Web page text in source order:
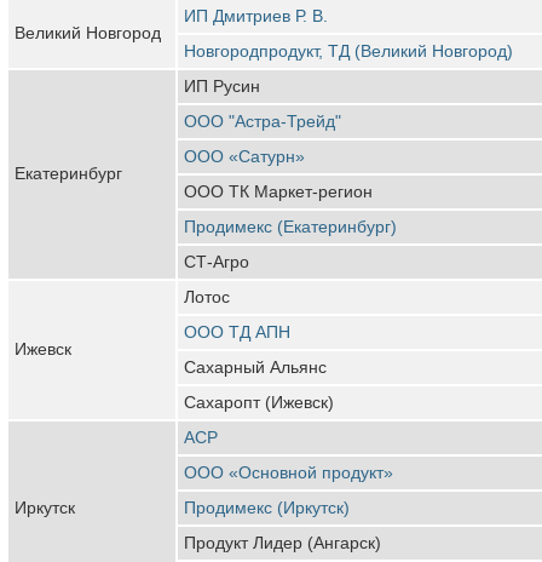
Великий Новгород
ИП Дмитриев Р. В.
Новгородпродукт, ТД (Великий Новгород)
Екатеринбург
ИП Русин
ООО "Астра-Трейд"
ООО «Сатурн»
ООО ТК Маркет-регион
Продимекс (Екатеринбург)
СТ-Агро
Ижевск
Лотос
ООО ТД АПН
Сахарный Альянс
Сахаропт (Ижевск)
Иркутск
АСР
ООО «Основной продукт»
Продимекс (Иркутск)
Продукт Лидер (Ангарск)